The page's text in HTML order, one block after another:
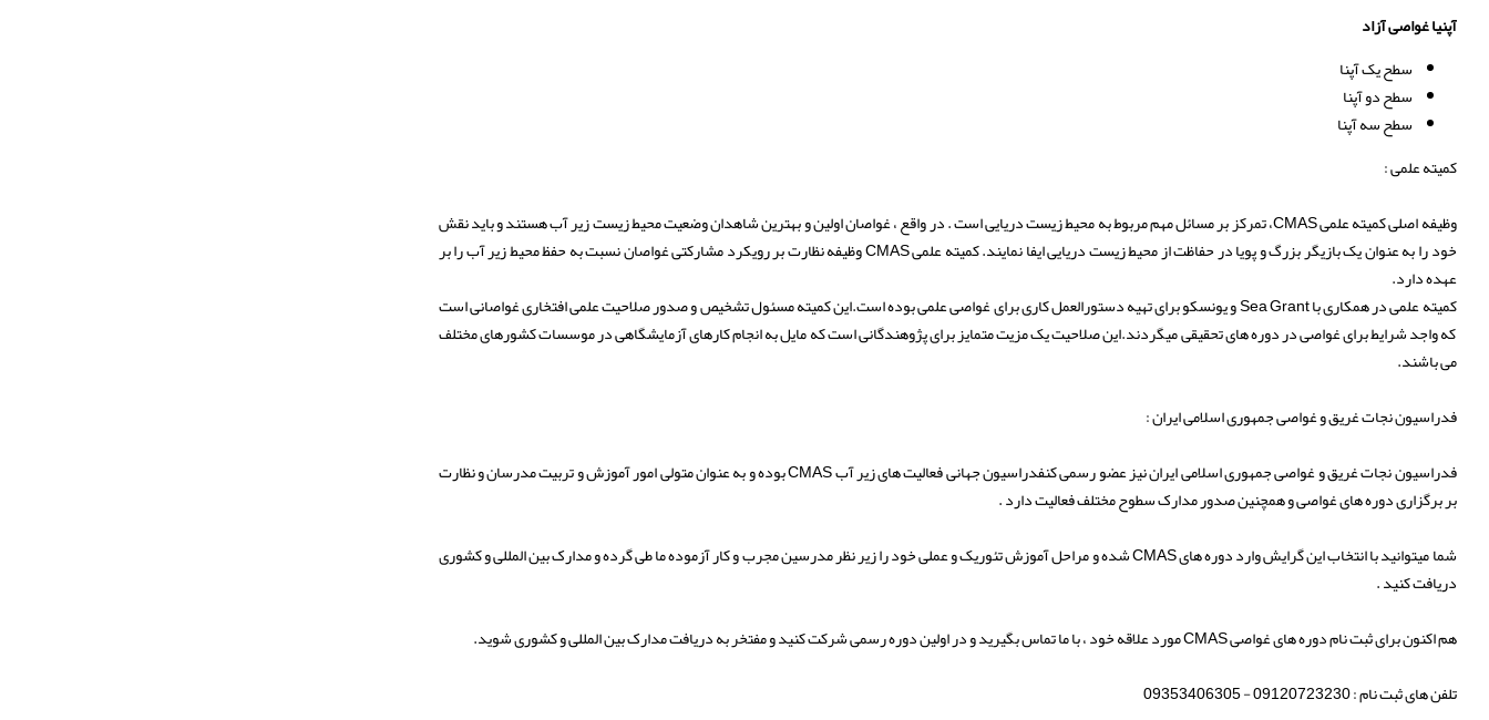
آپنیا غواصی آزاد
سطح یک آپنا
سطح دو آپنا
سطح سه آپنا
کمیته علمی :
وظیفه اصلی کمیته علمی CMAS، تمرکز بر مسائل مهم مربوط به محیط زیست دریایی است . در واقع ، غواصان اولین و بهترین شاهدان وضعیت محیط زیست زیر آب هستند و باید نقش
خود را به عنوان یک بازیگر بزرگ و پویا در حفاظت از محیط زیست دریایی ایفا نمایند. کمیته علمی CMAS وظیفه نظارت بر رویکرد مشارکتی غواصان نسبت به حفظ محیط زیر آب را بر
عهده دارد.
کمیته علمی در همکاری با Sea Grant و یونسکو برای تهیه دستورالعمل کاری برای غواصی علمی بوده است.این کمیته مسئول تشخیص و صدور صلاحیت علمی افتخاری غواصانی است
که واجد شرایط برای غواصی در دوره های تحقیقی میگردند.این صلاحیت یک مزیت متمایز برای پژوهندگانی است که مایل به انجام کارهای آزمایشگاهی در موسسات کشورهای مختلف
می باشند.
فدراسیون نجات غریق و غواصی جمهوری اسلامی ایران :
فدراسیون نجات غریق و غواصی جمهوری اسلامی ایران نیز عضو رسمی کنفدراسیون جهانی فعالیت های زیر آب CMAS بوده و به عنوان متولی امور آموزش و تربیت مدرسان و نظارت
بر برگزاری دوره های غواصی و همچنین صدور مدارک سطوح مختلف فعالیت دارد .
شما میتوانید با انتخاب این گرایش وارد دوره های CMAS شده و مراحل آموزش تئوریک و عملی خود را زیر نظر مدرسین مجرب و کار آزموده ما طی گرده و مدارک بین المللی و کشوری
دریافت کنید .
هم اکنون برای ثبت نام دوره های غواصی CMAS مورد علاقه خود ، با ما تماس بگیرید و در اولین دوره رسمی شرکت کنید و مفتخر به دریافت مدارک بین المللی و کشوری شوید.
تلفن های ثبت نام : 09120723230 - 09353406305